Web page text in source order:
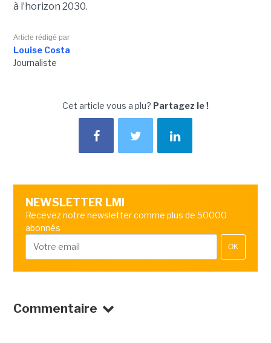
à l’horizon 2030.
Article rédigé par
Louise Costa
Journaliste
Cet article vous a plu? Partagez le !
NEWSLETTER LMI
Recevez notre newsletter comme plus de 50000
abonnés
OK
Commentaire